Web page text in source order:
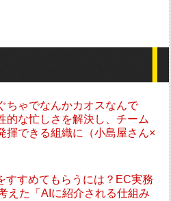
ちゃでなんかカオスなんで
的な忙しさを解決し、チーム
揮できる組織に（小島屋さん×
すすめてもらうには？EC実務
えた「AIに紹介される仕組み